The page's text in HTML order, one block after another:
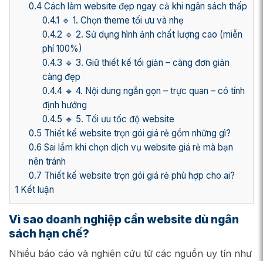
0.4Cách làm website đẹp ngay cả khi ngân sách thấp
0.4.1 🔹 1. Chọn theme tối ưu và nhẹ
0.4.2 🔹 2. Sử dụng hình ảnh chất lượng cao (miễn
phí 100%)
0.4.3 🔹 3. Giữ thiết kế tối giản – càng đơn giản
càng đẹp
0.4.4🔹 4. Nội dung ngắn gọn – trực quan – có tính
định hướng
0.4.5 🔹 5. Tối ưu tốc độ website
0.5 Thiết kế website trọn gói giá rẻ gồm những gì?
0.6 Sai lầm khi chọn dịch vụ website giá rẻ mà bạn
nên tránh
0.7 Thiết kế website trọn gói giá rẻ phù hợp cho ai?
1 Kết luận
Vì sao doanh nghiệp cần website dù ngân
sách hạn chế?
Nhiều báo cáo và nghiên cứu từ các nguồn uy tín như